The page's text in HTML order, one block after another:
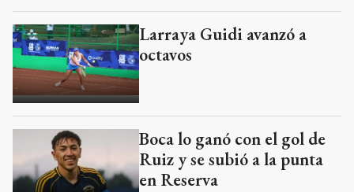
Larraya Guidi avanzó a
octavos
Boca lo ganó con el gol de
Ruiz y se subió a la punta
en Reserva